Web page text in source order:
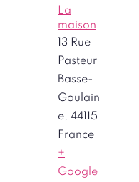
La
maison
13 Rue
Pasteur
Basse-
Goulain
e, 44115
France
+
Google